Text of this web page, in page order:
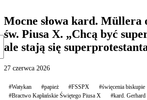
Mocne słowa kard. Müllera
św. Piusa X. „Chcą być
ale stają się
27 czerwca 2026
#Watykan #papież #FSSPX
#święcenia biskupie
#Bractwo Kapłańskie Świętego Piusa X
#kard.